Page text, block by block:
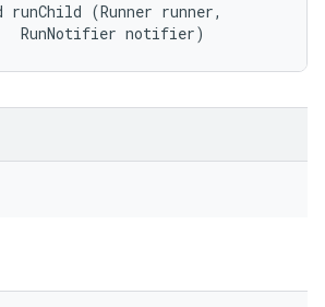
runChild (Runner runner,
RunNotifier notifier)